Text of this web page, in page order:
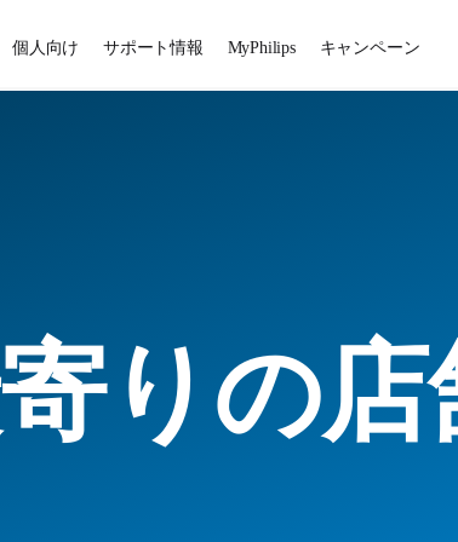
個人向け サポート情報 MyPhilips キャンペーン
りの